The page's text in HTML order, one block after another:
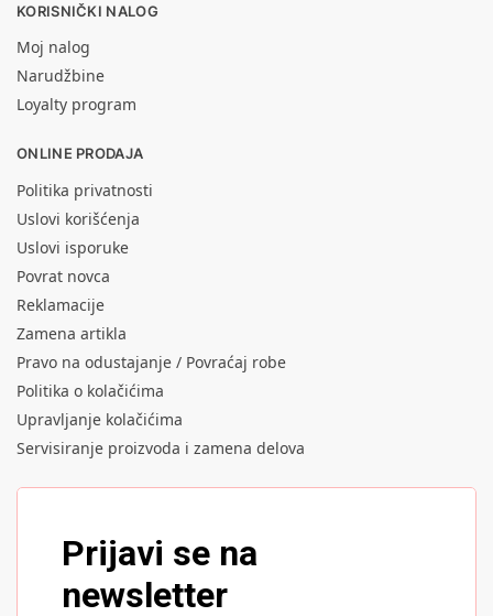
KORISNIČKI NALOG
Moj nalog
Narudžbine
Loyalty program
ONLINE PRODAJA
Politika privatnosti
Uslovi korišćenja
Uslovi isporuke
Povrat novca
Reklamacije
Zamena artikla
Pravo na odustajanje / Povraćaj robe
Politika o kolačićima
Upravljanje kolačićima
Servisiranje proizvoda i zamena delova